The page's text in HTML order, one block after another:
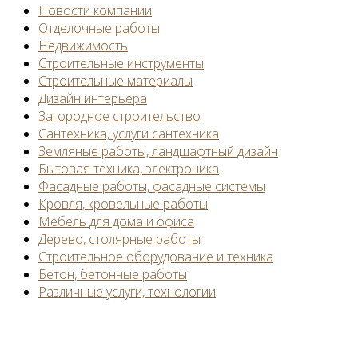
Новости компании
Отделочные работы
Недвижимость
Строительные инструменты
Строительные материалы
Дизайн интерьера
Загородное строительство
Сантехника, услуги сантехника
Земляные работы, ландшафтный дизайн
Бытовая техника, электроника
Фасадные работы, фасадные системы
Кровля, кровельные работы
Мебель для дома и офиса
Дерево, столярные работы
Строительное оборудование и техника
Бетон, бетонные работы
Различные услуги, технологии